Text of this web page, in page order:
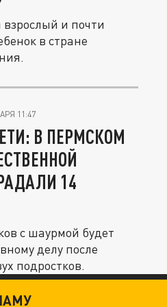
и почти
в стране
11:47
В ПЕРМСКОМ
14
с шаурмой будет
делу после
подростков.